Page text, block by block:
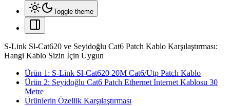
Toggle theme
S-Link Sl-Cat620 ve Seyidoğlu Cat6 Patch Kablo Karşılaştırması:
Hangi Kablo Sizin İçin Uygun
Ürün 1: S-Link Sl-Cat620 20M Cat6/Utp Patch Kablo
Ürün 2: Seyidoğlu Cat6 Patch Ethernet Internet Kablosu 30
Metre
Ürünlerin Özellik Karşılaştırması